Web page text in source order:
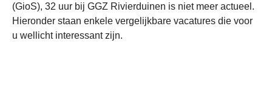
(GioS), 32 uur bij GGZ Rivierduinen is niet meer actueel.
Hieronder staan enkele vergelijkbare vacatures die voor
u wellicht interessant zijn.